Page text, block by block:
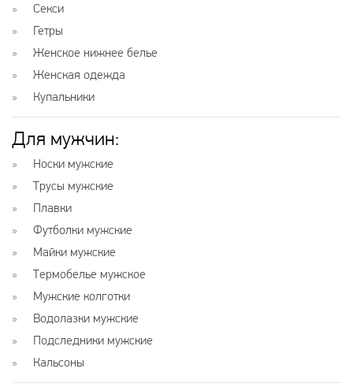
Секси
Гетры
Женское нижнее белье
Женская одежда
Купальники
Для мужчин:
Носки мужские
Трусы мужские
Плавки
Футболки мужские
Майки мужские
Термобелье мужское
Мужские колготки
Водолазки мужские
Подследники мужские
Кальсоны